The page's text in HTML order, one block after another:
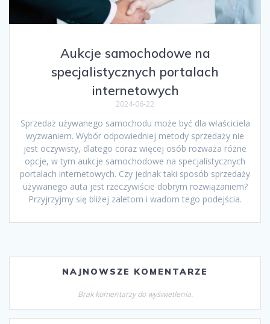
Aukcje samochodowe na
specjalistycznych portalach
internetowych
2024-06-22
Sprzedaż używanego samochodu może być dla właściciela
wyzwaniem. Wybór odpowiedniej metody sprzedaży nie
jest oczywisty, dlatego coraz więcej osób rozważa różne
opcje, w tym aukcje samochodowe na specjalistycznych
portalach internetowych. Czy jednak taki sposób sprzedaży
używanego auta jest rzeczywiście dobrym rozwiązaniem?
Przyjrzyjmy się bliżej zaletom i wadom tego podejścia.
NAJNOWSZE KOMENTARZE
Brak komentarzy do wyświetlenia.